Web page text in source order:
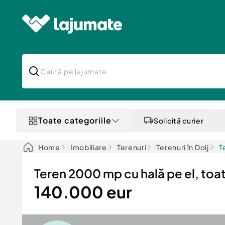
Toate categoriile Solicită curier
Home Imobiliare Terenuri Terenuri în Dolj
Teren 2000 mp cu hală pe el,
140.000 eur